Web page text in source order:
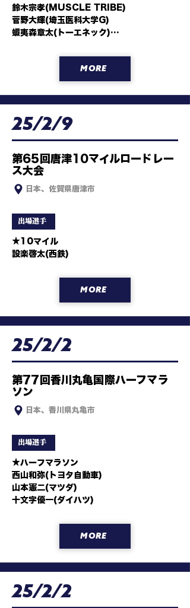
鈴木宗孝(MUSCLE TRIBE)
菅野大輝(埼玉医科大学G)
蝦夷森章太(トーエネック)
吉川洋次(ヤクルト)
熊崎貴哉(大塚製薬)
腰塚遥人(JFEスチール)
MORE
25/2/9
第65回唐津10マイルロードレー
ス大会
日本、佐賀県唐津市
出場選手
★10マイル
設楽啓太(西鉄)
MORE
25/2/2
第77回香川丸亀国際ハーフマラ
ソン
日本、香川県丸亀市
出場選手
★ハーフマラソン
西山和弥(トヨタ自動車)
山本憲二(マツダ)
十文字優一(ダイハツ)
MORE
25/2/2